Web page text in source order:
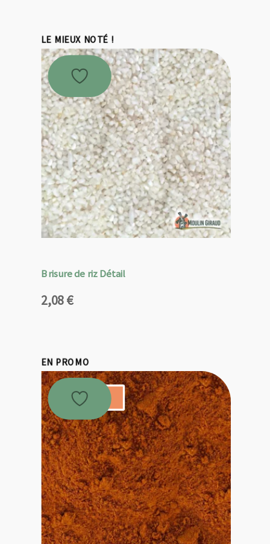
LE MIEUX NOTÉ !
Brisure de riz Détail
2,08€
EN PROMO
Promo !